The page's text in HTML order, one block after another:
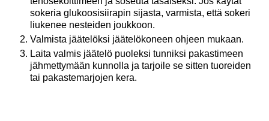
sokeria glukoosisiirapin sijasta, varmista, että sokeri
liukenee nesteiden joukkoon.
Valmista jäätelöksi jäätelökoneen ohjeen mukaan.
Laita valmis jäätelö puoleksi tunniksi pakastimeen
jähmettymään kunnolla ja tarjoile se sitten tuoreiden
tai pakastemarjojen kera.